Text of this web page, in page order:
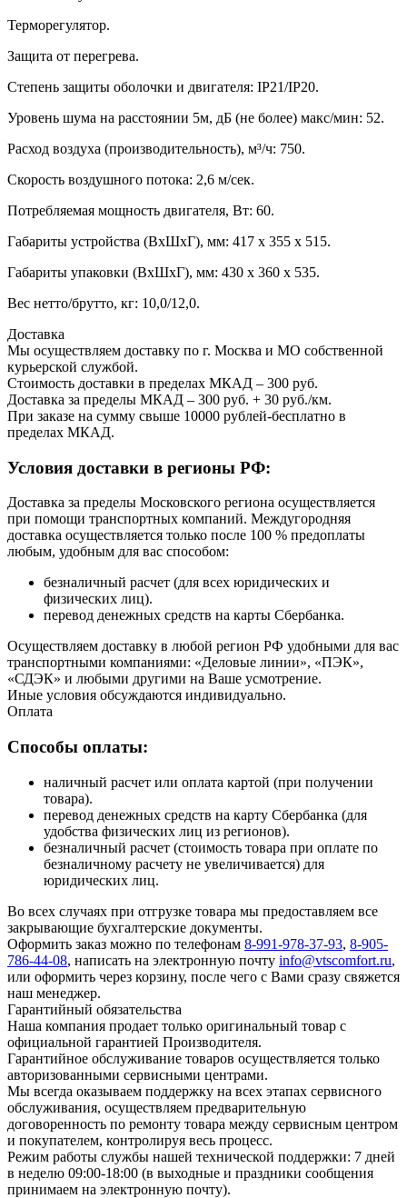
Терморегулятор.
Защита от перегрева.
Степень защиты оболочки и двигателя: IP21/IP20.
Уровень шума на расстоянии 5м, дБ (не более) макс/мин: 52.
Расход воздуха (производительность), м³/ч: 750.
Скорость воздушного потока: 2,6 м/сек.
Потребляемая мощность двигателя, Вт: 60.
Габариты устройства (ВхШхГ), мм: 417 х 355 х 515.
Габариты упаковки (ВхШхГ), мм: 430 х 360 х 535.
Вес нетто/брутто, кг: 10,0/12,0.
Доставка
Мы осуществляем доставку по г. Москва и МО собственной
курьерской службой.
Стоимость доставки в пределах МКАД – 300 руб.
Доставка за пределы МКАД – 300 руб. + 30 руб./км.
При заказе на сумму свыше 10000 рублей-бесплатно в
пределах МКАД.
Условия доставки в регионы РФ:
Доставка за пределы Московского региона осуществляется
при помощи транспортных компаний. Междугородняя
доставка осуществляется только после 100 % предоплаты
любым, удобным для вас способом:
безналичный расчет (для всех юридических и
физических лиц).
перевод денежных средств на карты Сбербанка.
Осуществляем доставку в любой регион РФ удобными для вас
транспортными компаниями: «Деловые линии», «ПЭК»,
«СДЭК» и любыми другими на Ваше усмотрение.
Иные условия обсуждаются индивидуально.
Оплата
Способы оплаты:
наличный расчет или оплата картой (при получении
товара).
перевод денежных средств на карту Сбербанка (для
удобства физических лиц из регионов).
безналичный расчет (стоимость товара при оплате по
безналичному расчету не увеличивается) для
юридических лиц.
Во всех случаях при отгрузке товара мы предоставляем все
закрывающие бухгалтерские документы.
Оформить заказ можно по телефонам 8-991-978-37-93, 8-905-
786-44-08, написать на электронную почту info@vtscomfort.ru,
или оформить через корзину, после чего с Вами сразу свяжется
наш менеджер.
Гарантийный обязательства
Наша компания продает только оригинальный товар с
официальной гарантией Производителя.
Гарантийное обслуживание товаров осуществляется только
авторизованными сервисными центрами.
Мы всегда оказываем поддержку на всех этапах сервисного
обслуживания, осуществляем предварительную
договоренность по ремонту товара между сервисным центром
и покупателем, контролируя весь процесс.
Режим работы службы нашей технической поддержки: 7 дней
в неделю 09:00-18:00 (в выходные и праздники сообщения
принимаем на электронную почту).